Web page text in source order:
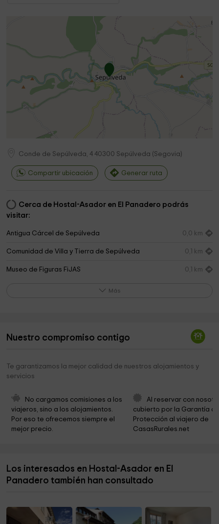
Conde de Sepúlveda, 440300 Sepúlveda (Segovia)
Compartir ubicación Generar ruta
Cerca de Hostal-Asador en El Panadero podrás
visitar:
Antigua Cárcel de Sepúlveda 0,0 km
Comunidad de Villa y Tierra de Sepúlveda 0,1 km
Museo de Figuras FiJAS 0,1 km
Museo de los Fueros - Iglesia de los Santos Justo y
0,1 km
Ayuntamiento De Sepúlveda 0,2 km
Museo Lope Tablada De Diego 0,2 km
0,2 km
parque virgen de la peña
Más
Nuestro compromiso contigo
Te garantizamos la mejor calidad de nuestros alojamientos y
servicios
No cargamos comisiones a los
viajeros, sino a los alojamientos.
Por eso te ofrecemos siempre el
mejor precio.
Al reservar con
cubierto por la Garantía
Protección al viajero de
CasasRurales.net
Los interesados en Hostal-Asador en El
Panadero también han consultado